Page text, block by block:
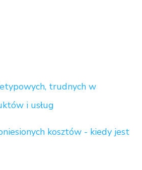
trudnych w
i usług
kosztów - kiedy jest